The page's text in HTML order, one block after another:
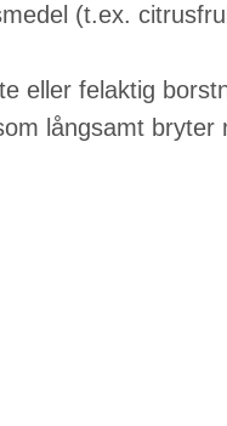
(t.ex.
eller felaktig
långsamt bryter